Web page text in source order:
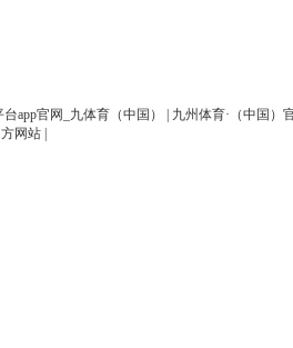
app官网_九体育（中国）
九州体育·（中国）
网站